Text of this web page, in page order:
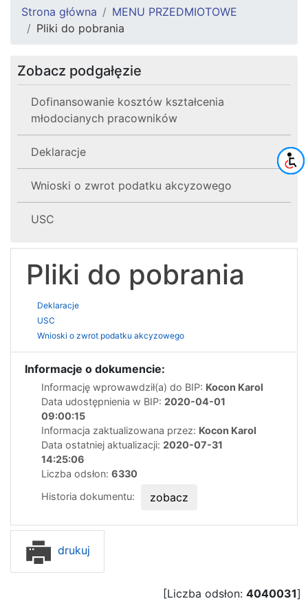
Strona główna
MENU PRZEDMIOTOWE
Pliki do pobrania
Zobacz podgałęzie
Dofinansowanie kosztów kształcenia
młodocianych pracowników
Deklaracje
Wnioski o zwrot podatku akcyzowego
USC
Pliki do pobrania
Deklaracje
USC
Wnioski o zwrot podatku akcyzowego
Informacje o dokumencie:
Informację wprowawdził(a) do BIP: Kocon Karol
Data udostępnienia w BIP: 2020-04-01
09:00:15
Informacja zaktualizowana przez: Kocon Karol
Data ostatniej aktualizacji: 2020-07-31
14:25:06
Liczba odsłon: 6330
Historia dokumentu:
zobacz
drukuj
[Liczba odsłon: 4040031]